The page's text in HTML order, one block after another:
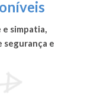
simpatia,
segurança e